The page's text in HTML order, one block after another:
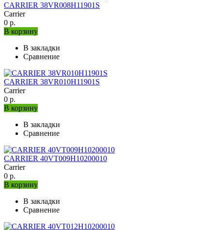
CARRIER 38VR008H11901S
Carrier
0 р.
В корзину
В закладки
Сравнение
CARRIER 38VR010H11901S
Carrier
0 р.
В корзину
В закладки
Сравнение
CARRIER 40VT009H10200010
Carrier
0 р.
В корзину
В закладки
Сравнение